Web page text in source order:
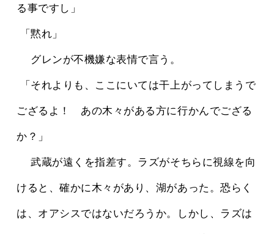
る事ですし」
「黙れ」
グレンが不機嫌な表情で言う。
ござるよ！　あの木々がある方に行かんでござる
か？」
けると、確かに木々があり、湖があった。恐らく
は、オアシスではないだろうか。しかし、ラズは